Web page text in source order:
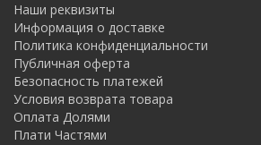
Наши реквизиты
Информация о доставке
Политика конфиденциальности
Публичная оферта
Безопасность платежей
Условия возврата товара
Оплата Долями
Плати Частями